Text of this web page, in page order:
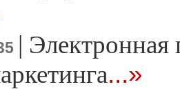
| Электронная
...»